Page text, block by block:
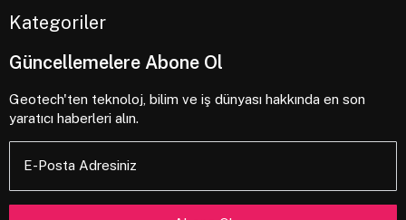
Sistem Gereksinimleri
13.3-inch LCD touchscreen display
Kategoriler
Güncellemelere Abone Ol
Geotech'ten teknoloj, bilim ve iş dünyası hakkında en son
yaratıcı haberleri alın.
E-Posta Adresiniz